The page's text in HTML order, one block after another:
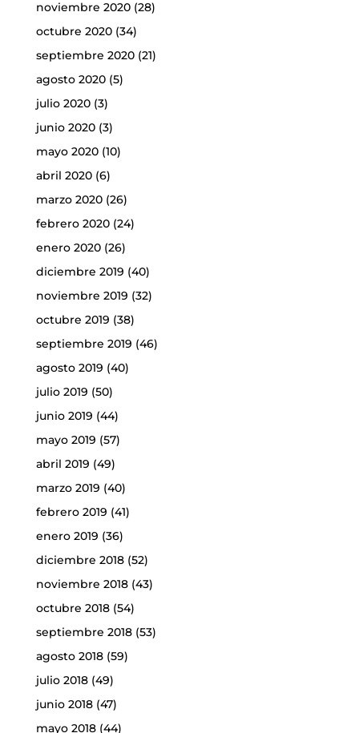
noviembre 2020(28)
octubre 2020(34)
septiembre 2020(21)
agosto 2020(5)
julio 2020(3)
junio 2020(3)
mayo 2020(10)
abril 2020(6)
marzo 2020(26)
febrero 2020(24)
enero 2020(26)
diciembre 2019 (40)
noviembre 2019 (32)
octubre 2019 (38)
septiembre 2019 (46)
agosto 2019 (40)
julio 2019 (50)
junio 2019 (44)
mayo 2019 (57)
abril 2019 (49)
marzo 2019 (40)
febrero 2019 (41)
enero 2019 (36)
diciembre 2018(52)
noviembre 2018(43)
octubre 2018(54)
septiembre 2018(53)
agosto 2018(59)
julio 2018(49)
junio 2018(47)
mayo 2018(44)